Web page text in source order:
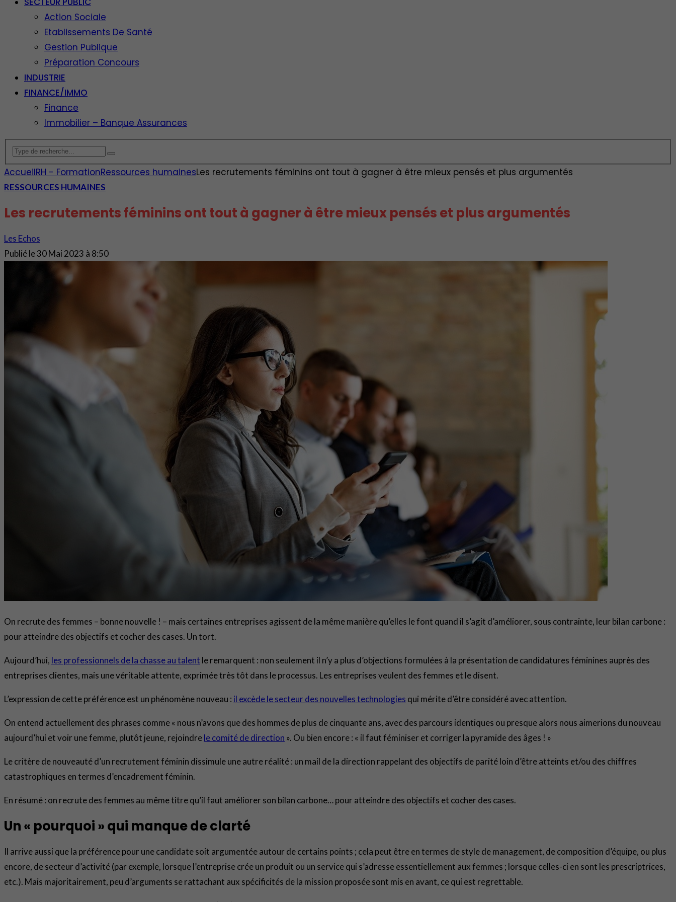
Action Sociale
Etablissements De Santé
Gestion Publique
Préparation Concours
INDUSTRIE
FINANCE/IMMO
Finance
Immobilier – Banque Assurances
AccueilRH - FormationRessources humainesLes recrutements féminins ont tout à gagner à être mieux pensés et plus argumentés
RESSOURCES HUMAINES
Les recrutements féminins ont tout à gagner à être mieux pensés et plus argumentés
Les Echos
Publié le30 Mai 2023 à 8:50
On recrute des femmes – bonne nouvelle ! – mais certaines entreprises agissent de la même manière qu’elles le font quand il s’agit d’améliorer, sous contrainte, leur bilan carbone :
pour atteindre des objectifs et cocher des cases. Un tort.
Aujourd’hui, les professionnels de la chasse au talent le remarquent : non seulement il n’y a plus d’objections formulées à la présentation de candidatures féminines auprès des
entreprises clientes, mais une véritable attente, exprimée très tôt dans le processus. Les entreprises veulent des femmes et le disent.
L’expression de cette préférence est un phénomène nouveau : il excède le secteur des nouvelles technologies qui mérite d’être considéré avec attention.
On entend actuellement des phrases comme « nous n’avons que des hommes de plus de cinquante ans, avec des parcours identiques ou presque alors nous aimerions du nouveau
aujourd’hui et voir une femme, plutôt jeune, rejoindrele comité de direction ». Ou bien encore : « il faut féminiser et corriger la pyramide des âges ! »
Le critère de nouveauté d’un recrutement féminin dissimule une autre réalité : un mail de la direction rappelant des objectifs de parité loin d’être atteints et/ou des chiffres
catastrophiques en termes d’encadrement féminin.
En résumé : on recrute des femmes au même titre qu’il faut améliorer son bilan carbone… pour atteindre des objectifs et cocher des cases.
Un « pourquoi » qui manque de clarté
Il arrive aussi que la préférence pour une candidate soit argumentée autour de certains points ; cela peut être en termes de style de management, de composition d’équipe, ou plus
encore, de secteur d’activité (par exemple, lorsque l’entreprise crée un produit ou un service qui s’adresse essentiellement aux femmes ; lorsque celles-ci en sont les prescriptrices,
etc.). Mais majoritairement, peu d’arguments se rattachant aux spécificités de la mission proposée sont mis en avant, ce qui est regrettable.